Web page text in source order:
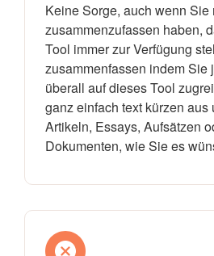
Keine Sorge, auch wenn Sie
zusammenzufassen haben,
Tool immer zur Verfügung
zusammenfassen indem Sie
überall auf dieses Tool
ganz einfach text kürzen aus
Artikeln, Essays, Aufsätzen
Dokumenten, wie Sie es